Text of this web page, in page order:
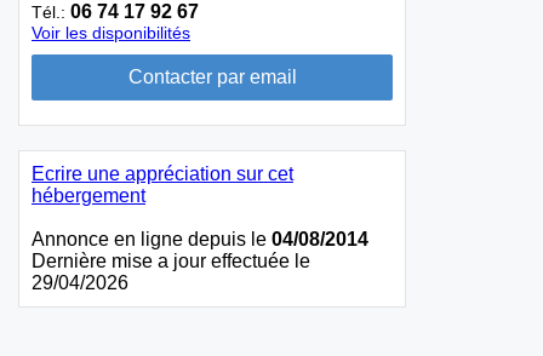
Tél.: 06 74 17 92 67
Voir les disponibilités
Ecrire une appréciation sur cet
hébergement
Annonce en ligne depuis le 04/08/2014
Dernière mise a jour effectuée le
29/04/2026